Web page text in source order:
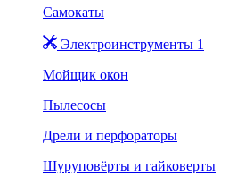
Самокаты
Электроинструменты 1
Мойщик окон
Пылесосы
Дрели и перфораторы
Шуруповёрты и гайковерты